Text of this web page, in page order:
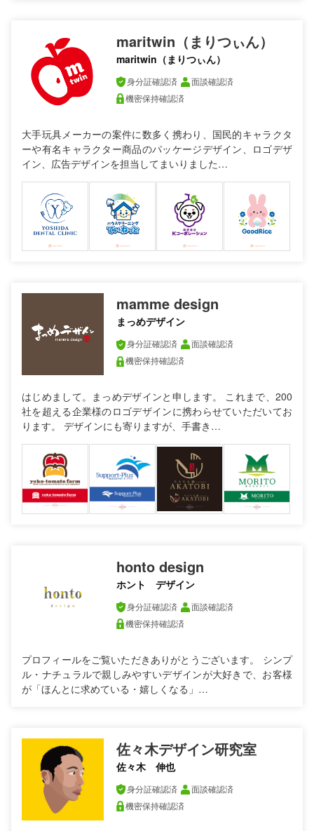
maritwin（まりつぃん）
maritwin（まりつぃん）
身分証確認済
面談確認済
機密保持確認済
大手玩具メーカーの案件に数多く携わり、国民的キャラクタ
ーや有名キャラクター商品のパッケージデザイン、ロゴデザ
イン、広告デザインを担当してまいりました…
mamme design
まっめデザイン
身分証確認済
面談確認済
機密保持確認済
はじめまして。まっめデザインと申します。 これまで、200
社を超える企業様のロゴデザインに携わらせていただいてお
ります。 デザインにも寄りますが、手書き…
honto design
ホント デザイン
身分証確認済
面談確認済
機密保持確認済
プロフィールをご覧いただきありがとうございます。 シンプ
ル・ナチュラルで親しみやすいデザインが大好きで、お客様
が「ほんとに求めている・嬉しくなる」…
佐々木デザイン研究室
佐々木 伸也
身分証確認済
面談確認済
機密保持確認済